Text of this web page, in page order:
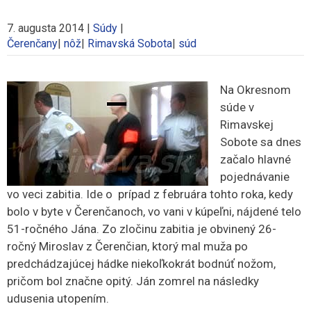
7. augusta 2014 | Súdy |
Čerenčany| nôž| Rimavská Sobota| súd
Na Okresnom
súde v
Rimavskej
Sobote sa dnes
začalo hlavné
pojednávanie
vo veci zabitia. Ide o prípad z februára tohto roka, kedy
bolo v byte v Čerenčanoch, vo vani v kúpeľni, nájdené telo
51-ročného Jána. Zo zločinu zabitia je obvinený 26-
ročný Miroslav z Čerenčian, ktorý mal muža po
predchádzajúcej hádke niekoľkokrát bodnúť nožom,
pričom bol značne opitý. Ján zomrel na následky
udusenia utopením.